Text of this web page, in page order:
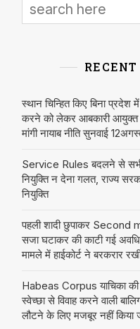
RECENT
स्थान चिन्हित किए बिना
करने को लेकर आबकारी आयुक्त
मांगी नायाब नीति सुनवाई
Service Rules बदलने से सभी
नियुक्ति न देना गलत, राज्य
नियुक्ति
पहली शादी छुपाकर Second
सजा घटाकर की काटी गई
मामले में हाईकोर्ट ने बरकरार रखी
Habeas Corpus याचिका की
स्वेच्छा से विवाह करने वाली
लौटने के लिए मजबूर नहीं किया